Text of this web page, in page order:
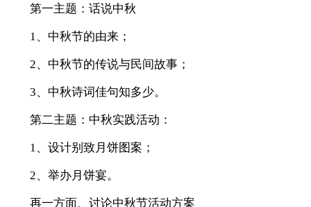
第一主题：话说中秋
1、中秋节的由来；
2、中秋节的传说与民间故事；
3、中秋诗词佳句知多少。
第二主题：中秋实践活动：
1、设计别致月饼图案；
2、举办月饼宴。
再一方面、讨论中秋节活动方案